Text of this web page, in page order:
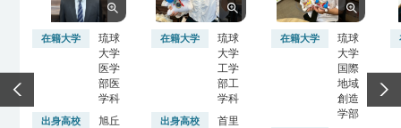
在籍大学
琉球
大学
医学
部医
学科
出身高校
旭丘
在籍大学
琉球
大学
工学
部工
学科
出身高校
首里
在籍大学
琉球
大学
国際
地域
創造
学部